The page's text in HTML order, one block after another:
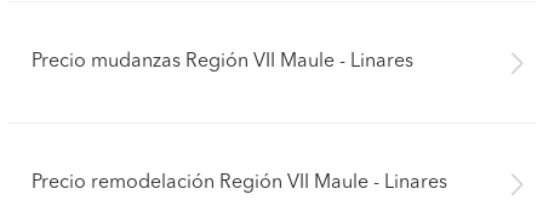
Precio mudanzas Región VII Maule - Linares
Precio remodelación Región VII Maule - Linares